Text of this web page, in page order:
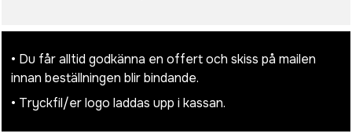
• Du får alltid godkänna en offert och skiss på mailen
innan beställningen blir bindande.
• Tryckfil/er logo laddas upp i kassan.